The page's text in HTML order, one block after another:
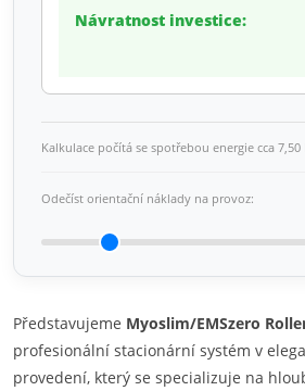
Návratnost investice:
Kalkulace počítá se spotřebou energie cca
Odečíst orientační náklady na provoz:
Představujeme Myoslim/EMSzero
profesionální stacionární systém v
provedení, který se specializuje na